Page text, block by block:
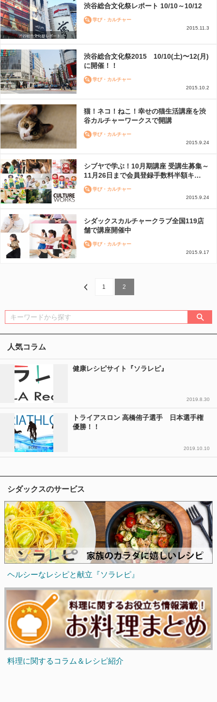
渋谷総合文化祭レポート 10/10～10/12
学び・カルチャー
2015.11.3
渋谷総合文化祭2015 10/10(土)〜12(月)
に開催！！
学び・カルチャー
2015.10.2
猫！ネコ！ねこ！幸せの猫生活講座を渋
谷カルチャーワークスで開講
学び・カルチャー
2015.9.24
シブヤで学ぶ！10月期講座 受講生募集～
11月26日まで会員登録手数料半額キ…
学び・カルチャー
2015.9.24
シダックスカルチャークラブ全国119店
舗で講座開催中
学び・カルチャー
2015.9.17
1 2
人気コラム
健康レシピサイト『ソラレピ』
2019.8.30
トライアスロン 高橋侑子選手 日本選手権
優勝！！
2019.10.10
シダックスのサービス
ヘルシーなレシピと献立『ソラレピ』
料理に関するコラム＆レシピ紹介